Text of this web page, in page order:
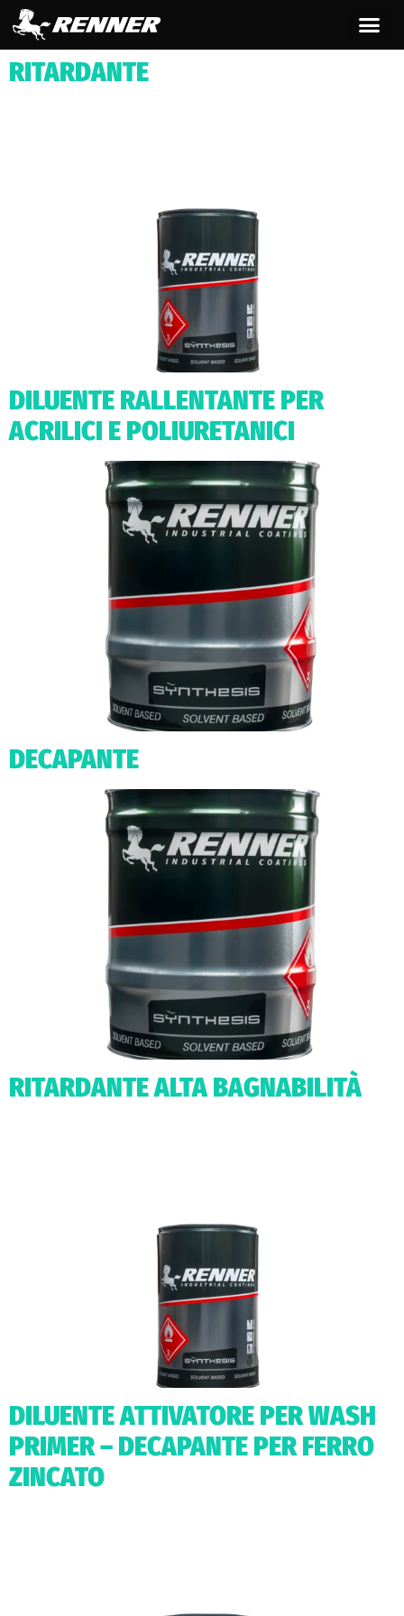
contenuto
RITARDANTE
DILUENTE RALLENTANTE PER
ACRILICI E POLIURETANICI
DECAPANTE
RITARDANTE ALTA BAGNABILITÀ
DILUENTE ATTIVATORE PER WASH
PRIMER – DECAPANTE PER FERRO
ZINCATO